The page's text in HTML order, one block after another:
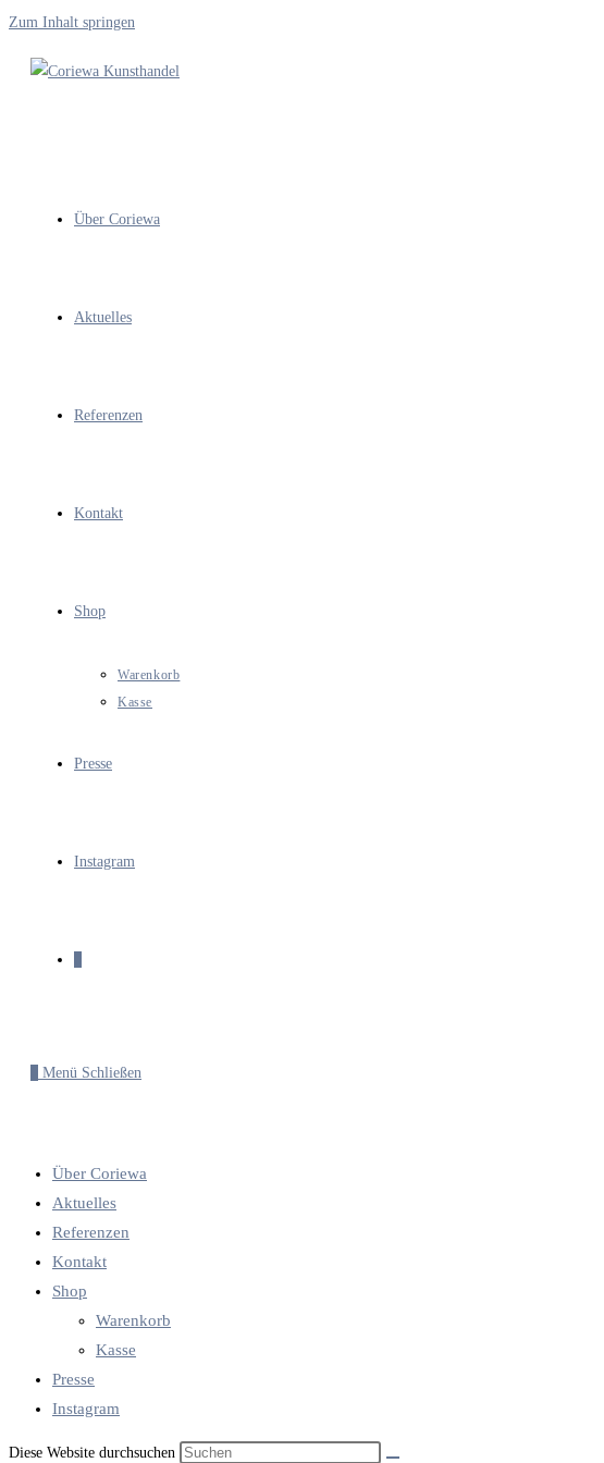
Zum Inhalt springen
Über Coriewa
Aktuelles
Referenzen
Kontakt
Shop
Warenkorb
Kasse
Presse
Instagram
Menü Schließen
Über Coriewa
Aktuelles
Referenzen
Kontakt
Shop
Warenkorb
Kasse
Presse
Instagram
Diese Website durchsuchen